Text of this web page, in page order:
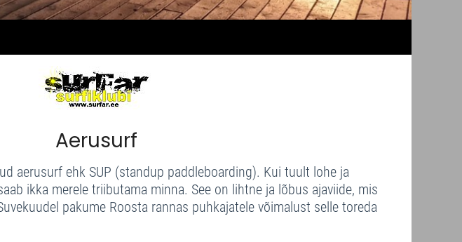
Aerusurf
aerusurf ehk SUP (standup paddleboarding). Kui tuult lohe ja
ikka merele triibutama minna. See on lihtne ja lõbus ajaviide, mis
pakume Roosta rannas puhkajatele võimalust selle toreda